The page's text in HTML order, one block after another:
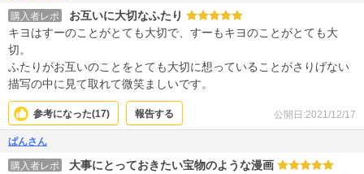
購入者レポ
お互いに大切なふたり
キヨはすーのことがとても大切で、すーもキヨのことがとても大
切。
ふたりがお互いのことをとても大切に想っていることがさりげない
描写の中に見て取れて微笑ましいです。
公開日:2021/12/17
参考になった(17) 報告する
ぱんさん
購入者レポ
大事にとっておきたい宝物のような漫画